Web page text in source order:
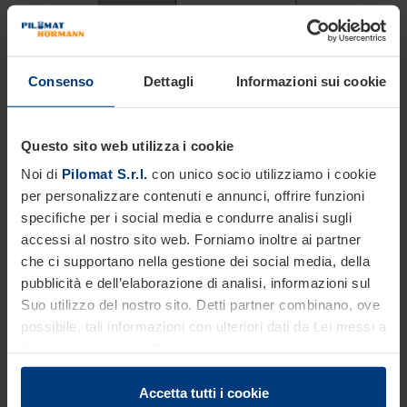
Consenso Dettagli Informazioni sui cookie
Questo sito web utilizza i cookie
Noi di Pilomat S.r.l. con unico socio utilizziamo i cookie
per personalizzare contenuti e annunci, offrire funzioni
specifiche per i social media e condurre analisi sugli
accessi al nostro sito web. Forniamo inoltre ai partner
che ci supportano nella gestione dei social media, della
pubblicità e dell’elaborazione di analisi, informazioni sul
Suo utilizzo del nostro sito. Detti partner combinano, ove
possibile, tali informazioni con ulteriori dati da Lei messi a
con il Suo impiego dei servizi offerti.
Le disposizioni di legge ci autorizzano a salvare i cookie
Accetta tutti i cookie